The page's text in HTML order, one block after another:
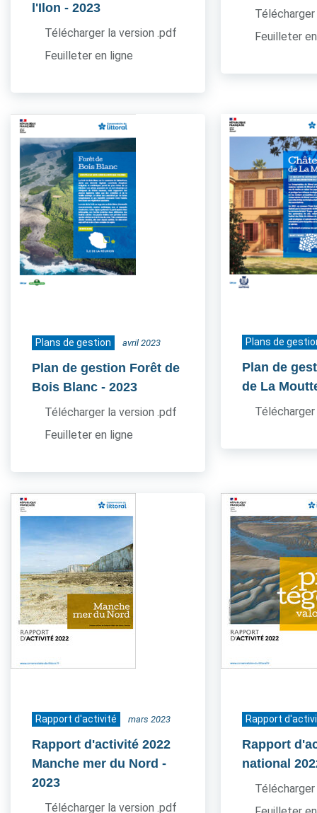
l'Ilon - 2023
Télécharger la version .pdf
Feuilleter en ligne
Feuilleter
Plans de gestion avril 2023
Plan de gestion Forêt de
Bois Blanc - 2023
Télécharger la version .pdf
Feuilleter en ligne
Plans de
Plan de
de La
Rapport d'activité mars 2023
Rapport d'activité 2022
Manche mer du Nord -
2023
Télécharger la version .pdf
Rapport
Rapport
national